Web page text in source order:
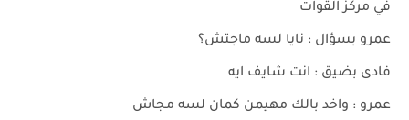
في مركز القوات
عمرو بسؤال : نايا لسه ماجتش؟
فادى بضيق : انت شايف ايه
عمرو : واخد بالك مهيمن كمان لسه مجاش